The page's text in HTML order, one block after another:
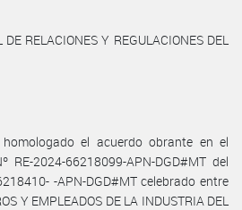
RELACIONES Y REGULACIONES DEL
homologado el acuerdo obrante en el
RE-2024-66218099-APN-DGD#MT del
-APN-DGD#MT celebrado entre
Y EMPLEADOS DE LA INDUSTRIA DEL